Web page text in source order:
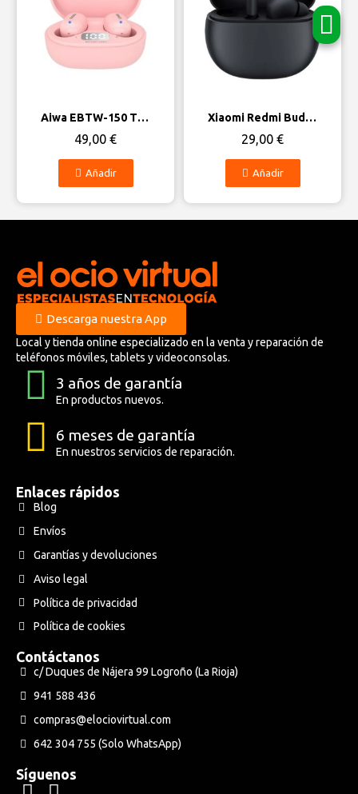
Vista rápida Aiwa EBTW-150 TWS
49,00 €
Añadir
Vista rápida Xiaomi Redmi Buds 4 Lite
29,00 €
Añadir
Descarga nuestra App
Local y tienda online especializado en la venta y reparación de
teléfonos móviles, tablets y videoconsolas.
3 años de garantía
En productos nuevos.
6 meses de garantía
En nuestros servicios de reparación.
Enlaces rápidos
Blog
Envíos
Garantías y devoluciones
Aviso legal
Política de privacidad
Política de cookies
Contáctanos
c/ Duques de Nájera 99 Logroño (La Rioja)
941 588 436
compras@elociovirtual.com
642 304 755 (Solo WhatsApp)
Síguenos